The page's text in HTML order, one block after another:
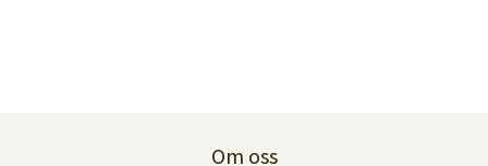
Om oss